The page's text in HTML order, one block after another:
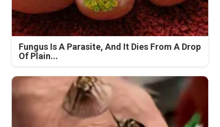
Fungus Is A Parasite, And It Dies From A Drop
Of Plain...